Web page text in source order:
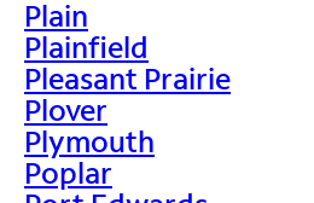
Plain
Plainfield
Pleasant Prairie
Plover
Plymouth
Poplar